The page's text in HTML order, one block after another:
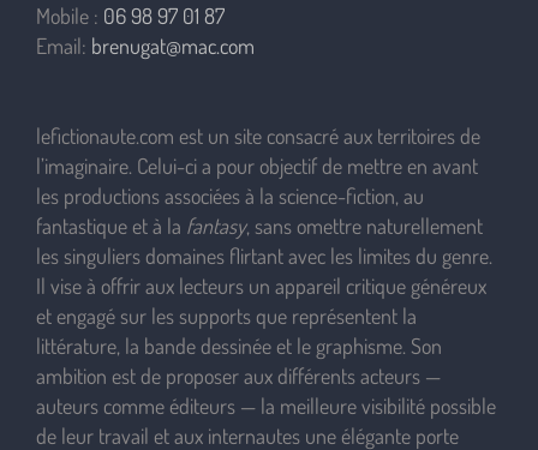
Mobile : 06 98 97 01 87
Email: brenugat@mac.com
lefictionaute.com est un site consacré aux territoires de
l’imaginaire. Celui-ci a pour objectif de mettre en avant
les productions associées à la science-fiction, au
fantastique et à la fantasy, sans omettre naturellement
les singuliers domaines flirtant avec les limites du genre.
Il vise à offrir aux lecteurs un appareil critique généreux
et engagé sur les supports que représentent la
littérature, la bande dessinée et le graphisme. Son
ambition est de proposer aux différents acteurs —
auteurs comme éditeurs — la meilleure visibilité possible
de leur travail et aux internautes une élégante porte